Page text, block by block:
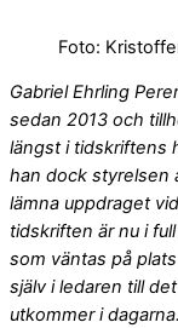
Foto:
Gabriel Ehrling
sedan 2013 och
längst i tidskriftens
han dock styrelsen
lämna uppdraget
tidskriften är nu i
som väntas på
själv i ledaren till
utkommer i